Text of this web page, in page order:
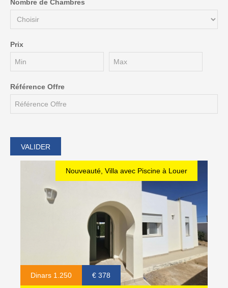
Nombre de Chambres
Prix
Référence Offre
Nouveauté, Villa avec Piscine à Louer
Dinars 1.250 € 378